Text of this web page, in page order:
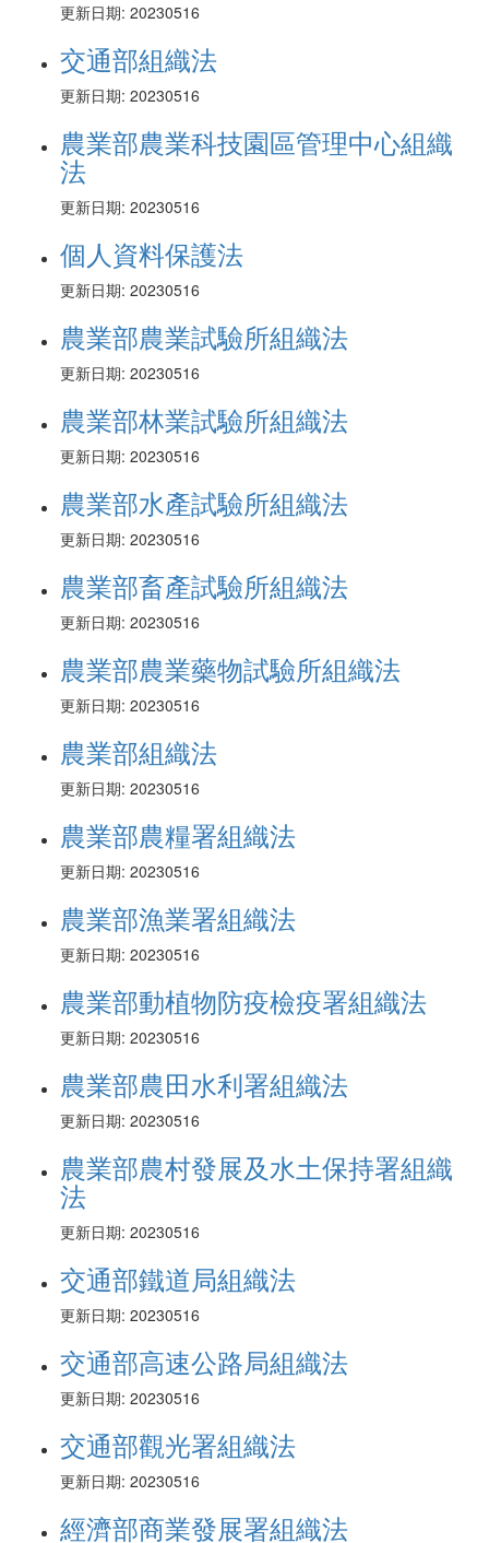
更新日期: 20230516
交通部組織法
更新日期: 20230516
農業部農業科技園區管理中心組織
法
更新日期: 20230516
個人資料保護法
更新日期: 20230516
農業部農業試驗所組織法
更新日期: 20230516
農業部林業試驗所組織法
更新日期: 20230516
農業部水產試驗所組織法
更新日期: 20230516
農業部畜產試驗所組織法
更新日期: 20230516
農業部農業藥物試驗所組織法
更新日期: 20230516
農業部組織法
更新日期: 20230516
農業部農糧署組織法
更新日期: 20230516
農業部漁業署組織法
更新日期: 20230516
農業部動植物防疫檢疫署組織法
更新日期: 20230516
農業部農田水利署組織法
更新日期: 20230516
農業部農村發展及水土保持署組織
法
更新日期: 20230516
交通部鐵道局組織法
更新日期: 20230516
交通部高速公路局組織法
更新日期: 20230516
交通部觀光署組織法
更新日期: 20230516
經濟部商業發展署組織法